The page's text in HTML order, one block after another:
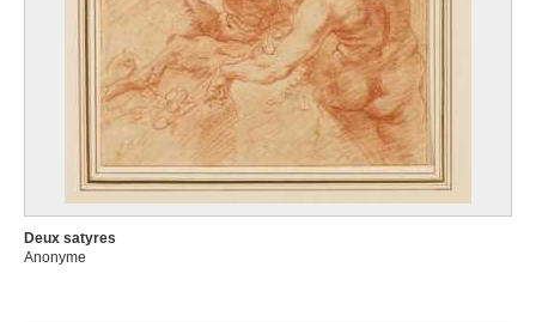
Deux satyres
Anonyme